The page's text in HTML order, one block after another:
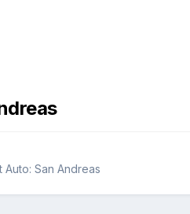
Auto: San Andreas